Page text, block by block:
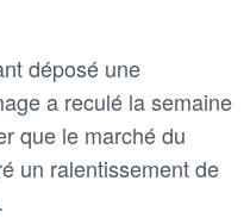
déposé une
a reculé la semaine
que le marché du
un ralentissement de